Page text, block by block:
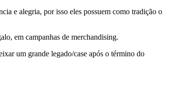
e alegria, por isso eles possuem como tradição o
em campanhas de merchandising.
um grande legado/case após o término do